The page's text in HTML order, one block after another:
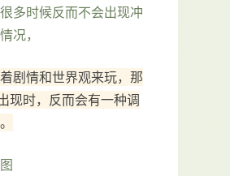
多时候反而不会出现冲
况，
剧情和世界观来玩，那
现时，反而会有一种调